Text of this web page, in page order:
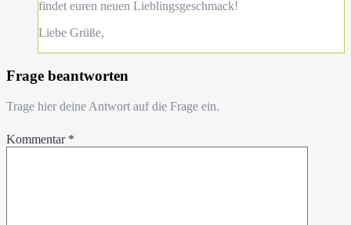
findet euren neuen Lieblingsgeschmack!
Liebe Grüße,
Frage beantworten
Trage hier deine Antwort auf die Frage ein.
Kommentar *